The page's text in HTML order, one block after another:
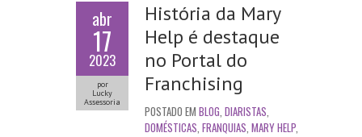
abr
17
2023
por
Lucky
Assessoria
História da Mary
Help é destaque
no Portal do
Franchising
POSTADO EM BLOG, DIARISTAS,
DOMÉSTICAS, FRANQUIAS, MARY HELP,